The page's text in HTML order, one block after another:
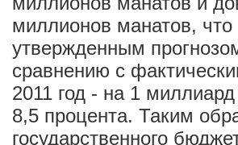
миллионов манатов,
утвержденным
сравнению с
2011 год - на 1
8,5 процента. Таким
государственного